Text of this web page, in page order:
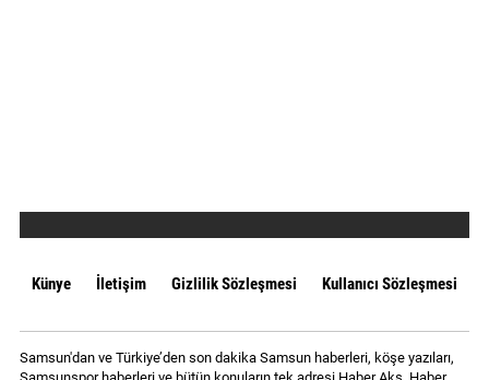
Künye İletişim Gizlilik Sözleşmesi Kullanıcı Sözleşmesi
Samsun'dan ve Türkiye’den son dakika Samsun haberleri, köşe yazıları,